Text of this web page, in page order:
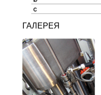
ГАЛЕРЕЯ